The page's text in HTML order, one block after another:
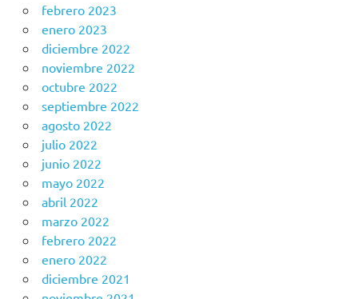
febrero 2023
enero 2023
diciembre 2022
noviembre 2022
octubre 2022
septiembre 2022
agosto 2022
julio 2022
junio 2022
mayo 2022
abril 2022
marzo 2022
febrero 2022
enero 2022
diciembre 2021